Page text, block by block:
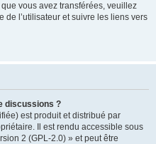
vous avez transférées, veuillez
l’utilisateur et suivre les liens vers
discussions ?
est produit et distribué par
Il est rendu accessible sous
2 (GPL-2.0) » et peut être